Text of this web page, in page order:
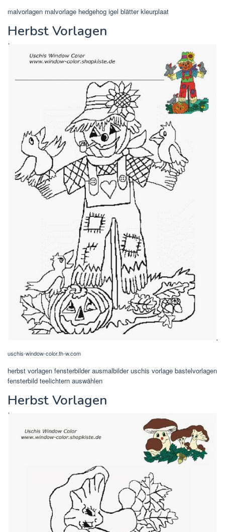
malvorlagen malvorlage hedgehog igel blätter kleurplaat
Herbst Vorlagen
uschis-window-color.th-w.com
herbst vorlagen fensterbilder ausmalbilder uschis vorlage bastelvorlagen
fensterbild teelichtern auswählen
Herbst Vorlagen